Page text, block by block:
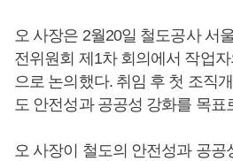
오 사장은 2월20일 철도공사 서
전위원회 제1차 회의에서 작업
으로 논의했다. 취임 후 첫 조직
도 안전성과 공공성 강화를 목표
오 사장이 철도의 안전성과 공공